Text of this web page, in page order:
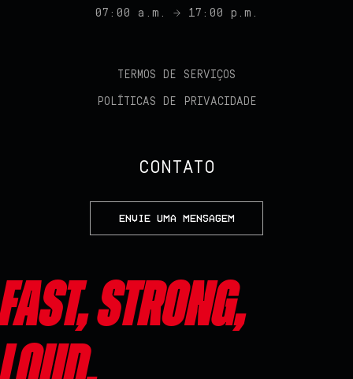
07:00 a.m. → 17:00 p.m.
TERMOS DE SERVIÇOS
POLÍTICAS DE PRIVACIDADE
CONTATO
ENVIE UMA MENSAGEM
Fast, Strong,